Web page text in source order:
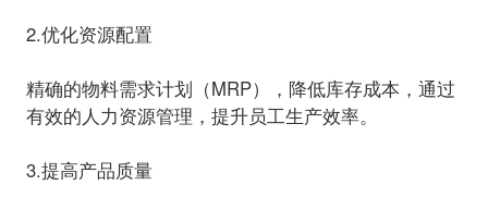
2.优化资源配置
精确的物料需求计划（MRP），降低库存成本，通过
有效的人力资源管理，提升员工生产效率。
3.提高产品质量